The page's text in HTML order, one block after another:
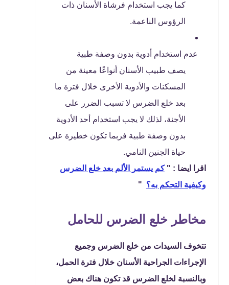
كما يجب استخدام فرشاة الأسنان ذات
الرؤوس الناعمة.
عدم استخدام أدوية بدون وصفة طبية
يصف طبيب الأسنان أنواعًا معينة من
المسكنات والأدوية الأخرى خلال فترة ما
بعد خلع الضرس لا تسبب الضرر على
الأجنة، لذلك لا يجب استخدام أحد الأدوية
بدون وصفة طبية فربما تكون خطيرة على
حياة الجنين النامي.
اقرا ايضا : "كم يستمر الألم بعد خلع الضرس
وكيفية التحكم به؟ "
مخاطر خلع الضرس للحامل
تتخوف السيدات من خلع الضرس وجميع
الإجراءات الجراحية الأسنان خلال فترة الحمل،
وبالنسبة لخلع الضرس قد تكون هناك بعض